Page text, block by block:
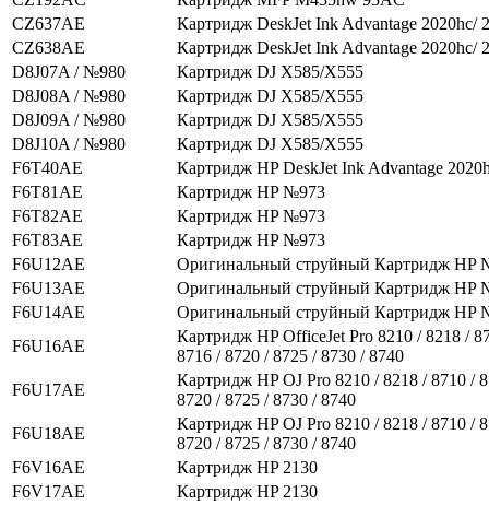
CZ637AE
Картридж DeskJet Ink Advantage 2020hc/
CZ638AE
Картридж DeskJet Ink Advantage 2020hc/
D8J07A / №980
Картридж DJ X585/X555
D8J08A / №980
Картридж DJ X585/X555
D8J09A / №980
Картридж DJ X585/X555
D8J10A / №980
Картридж DJ X585/X555
F6T40AE
Картридж HP DeskJet Ink Advantage
F6T81AE
Картридж HP №973
F6T82AE
Картридж HP №973
F6T83AE
Картридж HP №973
F6U12AE
Оригинальный струйный Картридж HP
F6U13AE
Оригинальный струйный Картридж HP
F6U14AE
Оригинальный струйный Картридж HP
F6U16AE
Картридж HP OfficeJet Pro 8210 / 8218 /
8716 / 8720 / 8725 / 8730 / 8740
F6U17AE
Картридж HP OJ Pro 8210 / 8218 / 8710 /
8720 / 8725 / 8730 / 8740
F6U18AE
Картридж HP OJ Pro 8210 / 8218 / 8710 /
8720 / 8725 / 8730 / 8740
F6V16AE
Картридж HP 2130
F6V17AE
Картридж HP 2130